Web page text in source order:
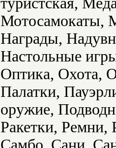
Мотосамокаты,
Награды,
Настольные
Оптика, Охота,
Палатки,
оружие,
Ракетки, Ремни,